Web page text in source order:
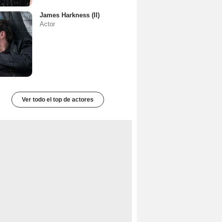
James Harkness (II)
Actor
Ver todo el top de actores